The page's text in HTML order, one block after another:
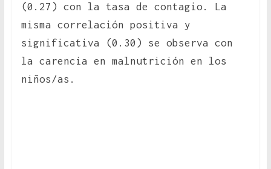
(0.27) con la tasa de contagio. La
misma correlación positiva y
significativa (0.30) se observa con
la carencia en malnutrición en los
niños/as.